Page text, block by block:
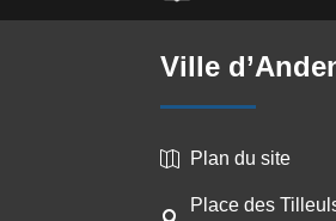
Ville
 Plan du site
Place des